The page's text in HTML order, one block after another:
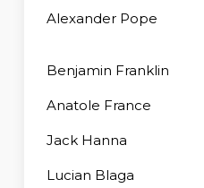
Alexander Pope
Benjamin Franklin
Anatole France
Jack Hanna
Lucian Blaga